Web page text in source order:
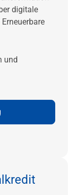
digitale
und